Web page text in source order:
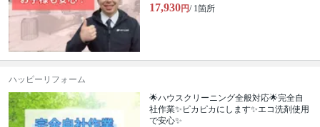
17,930円/ 1箇所
ハッピーリフォーム
🌟ハウスクリーニング全般対応🌟完全自
社作業✨️ピカピカにします✨️エコ洗剤使用
で安心✨